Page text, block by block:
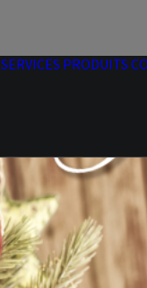
SERVICES PRODUITS